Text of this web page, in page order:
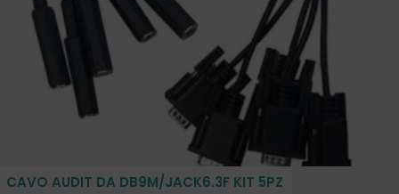
CAVO AUDIT DA DB9M/JACK6.3F KIT 5PZ